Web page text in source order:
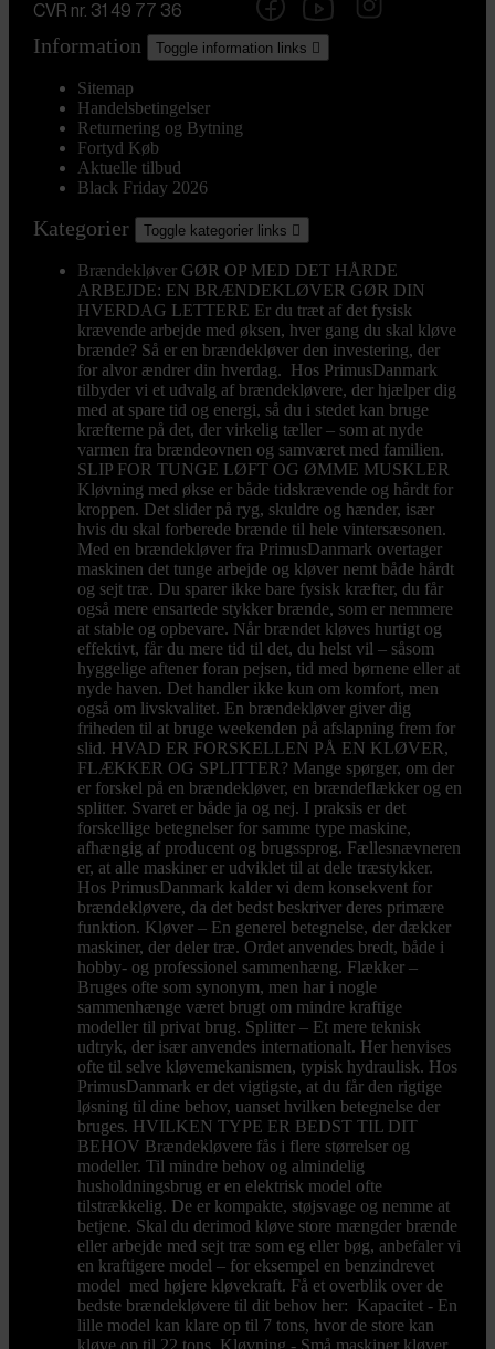
CVR nr. 31 49 77 36
Information Toggle information links 
Sitemap
Handelsbetingelser
Returnering og Bytning
Fortyd Køb
Aktuelle tilbud
Black Friday 2026
Kategorier Toggle kategorier links 
Brændekløver GØR OP MED DET HÅRDE
ARBEJDE: EN BRÆNDEKLØVER GØR DIN
HVERDAG LETTERE Er du træt af det fysisk
krævende arbejde med øksen, hver gang du skal kløve
brænde? Så er en brændekløver den investering, der
for alvor ændrer din hverdag. Hos PrimusDanmark
tilbyder vi et udvalg af brændekløvere, der hjælper dig
med at spare tid og energi, så du i stedet kan bruge
kræfterne på det, der virkelig tæller – som at nyde
varmen fra brændeovnen og samværet med familien.
SLIP FOR TUNGE LØFT OG ØMME MUSKLER
Kløvning med økse er både tidskrævende og hårdt for
kroppen. Det slider på ryg, skuldre og hænder, især
hvis du skal forberede brænde til hele vintersæsonen.
Med en brændekløver fra PrimusDanmark overtager
maskinen det tunge arbejde og kløver nemt både hårdt
og sejt træ. Du sparer ikke bare fysisk kræfter, du får
også mere ensartede stykker brænde, som er nemmere
at stable og opbevare. Når brændet kløves hurtigt og
effektivt, får du mere tid til det, du helst vil – såsom
hyggelige aftener foran pejsen, tid med børnene eller at
nyde haven. Det handler ikke kun om komfort, men
også om livskvalitet. En brændekløver giver dig
friheden til at bruge weekenden på afslapning frem for
slid. HVAD ER FORSKELLEN PÅ EN KLØVER,
FLÆKKER OG SPLITTER? Mange spørger, om der
er forskel på en brændekløver, en brændeflækker og en
splitter. Svaret er både ja og nej. I praksis er det
forskellige betegnelser for samme type maskine,
afhængig af producent og brugssprog. Fællesnævneren
er, at alle maskiner er udviklet til at dele træstykker.
Hos PrimusDanmark kalder vi dem konsekvent for
brændekløvere, da det bedst beskriver deres primære
funktion. Kløver – En generel betegnelse, der dækker
maskiner, der deler træ. Ordet anvendes bredt, både i
hobby- og professionel sammenhæng. Flækker –
Bruges ofte som synonym, men har i nogle
sammenhænge været brugt om mindre kraftige
modeller til privat brug. Splitter – Et mere teknisk
udtryk, der især anvendes internationalt. Her henvises
ofte til selve kløvemekanismen, typisk hydraulisk. Hos
PrimusDanmark er det vigtigste, at du får den rigtige
løsning til dine behov, uanset hvilken betegnelse der
bruges. HVILKEN TYPE ER BEDST TIL DIT
BEHOV Brændekløvere fås i flere størrelser og
modeller. Til mindre behov og almindelig
husholdningsbrug er en elektrisk model ofte
tilstrækkelig. De er kompakte, støjsvage og nemme at
betjene. Skal du derimod kløve store mængder brænde
eller arbejde med sejt træ som eg eller bøg, anbefaler vi
en kraftigere model – for eksempel en benzindrevet
model med højere kløvekraft. Få et overblik over de
bedste brændekløvere til dit behov her: Kapacitet - En
lille model kan klare op til 7 tons, hvor de store kan